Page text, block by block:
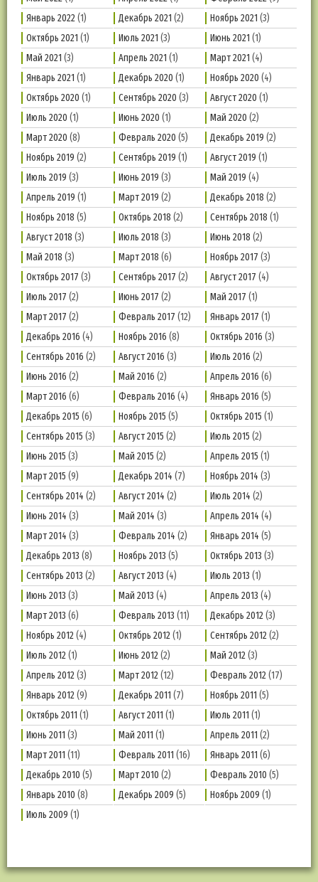
Январь 2022(1) Декабрь 2021 (2) Ноябрь 2021 (3)
Октябрь 2021 (1) Июль 2021 (3) Июнь 2021 (1)
Май 2021 (3) Апрель 2021 (1) Март 2021 (4)
Январь 2021 (1) Декабрь 2020 (1) Ноябрь 2020 (4)
Октябрь 2020 (1) Сентябрь 2020 (3) Август 2020 (1)
Июль 2020 (1) Июнь 2020 (1) Май 2020 (2)
Март 2020 (8) Февраль 2020 (5) Декабрь 2019 (2)
Ноябрь 2019 (2) Сентябрь 2019 (1) Август 2019 (1)
Июль 2019 (3) Июнь 2019 (3) Май 2019 (4)
Апрель 2019 (1) Март 2019 (2) Декабрь 2018 (2)
Ноябрь 2018 (5) Октябрь 2018 (2) Сентябрь 2018 (1)
Август 2018 (3) Июль 2018 (3) Июнь 2018 (2)
Май 2018 (3) Март 2018 (6) Ноябрь 2017 (3)
Октябрь 2017 (3) Сентябрь 2017 (2) Август 2017 (4)
Июль 2017 (2) Июнь 2017 (2) Май 2017 (1)
Март 2017 (2) Февраль 2017 (12) Январь 2017 (1)
Декабрь 2016 (4) Ноябрь 2016 (8) Октябрь 2016 (3)
Сентябрь 2016 (2) Август 2016 (3) Июль 2016 (2)
Июнь 2016 (2) Май 2016 (2) Апрель 2016 (6)
Март 2016 (6) Февраль 2016 (4) Январь 2016 (5)
Декабрь 2015 (6) Ноябрь 2015 (5) Октябрь 2015 (1)
Сентябрь 2015 (3) Август 2015 (2) Июль 2015 (2)
Июнь 2015 (3) Май 2015 (2) Апрель 2015 (1)
Март 2015 (9) Декабрь 2014 (7) Ноябрь 2014 (3)
Сентябрь 2014 (2) Август 2014 (2) Июль 2014 (2)
Июнь 2014 (3) Май 2014 (3) Апрель 2014 (4)
Март 2014 (3) Февраль 2014 (2) Январь 2014 (5)
Декабрь 2013 (8) Ноябрь 2013 (5) Октябрь 2013 (3)
Сентябрь 2013 (2) Август 2013 (4) Июль 2013 (1)
Июнь 2013 (3) Май 2013 (4) Апрель 2013 (4)
Март 2013 (6) Февраль 2013 (11) Декабрь 2012(3)
Ноябрь 2012(4) Октябрь 2012(1) Сентябрь 2012(2)
Июль 2012(1) Июнь 2012(2) Май 2012(3)
Апрель 2012(3) Март 2012(12) Февраль 2012(17)
Январь 2012(9) Декабрь 2011 (7) Ноябрь 2011 (5)
Октябрь 2011 (1) Август 2011 (1) Июль 2011 (1)
Июнь 2011 (3) Май 2011 (1) Апрель 2011 (2)
Март 2011 (11) Февраль 2011 (16) Январь 2011 (6)
Декабрь 2010 (5) Март 2010 (2) Февраль 2010 (5)
Январь 2010 (8) Декабрь 2009 (5) Ноябрь 2009 (1)
Июль 2009 (1)